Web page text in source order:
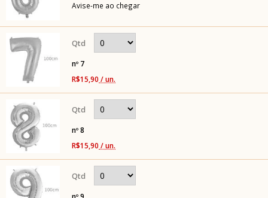
Avise-me ao chegar
nº 7
R$15,90 / un.
nº 8
R$15,90 / un.